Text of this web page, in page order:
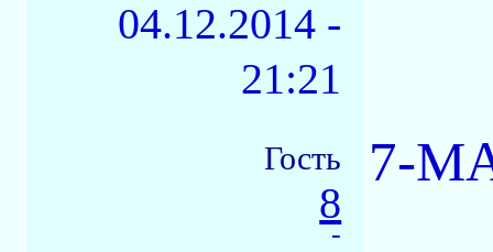
04.12.2014 -
21:21
Гость
8
-
7-